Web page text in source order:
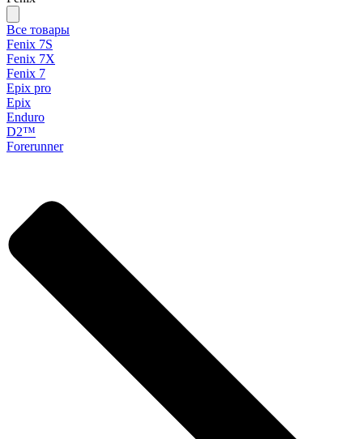
Все товары
Fenix 7S
Fenix 7X
Fenix 7
Epix pro
Epix
Enduro
D2™
Forerunner